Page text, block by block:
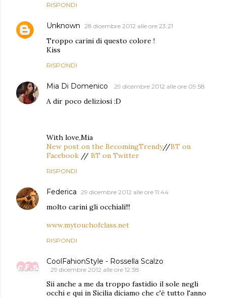
RISPONDI
Unknown 28 dicembre 2012 alle ore 23:21
Troppo carini di questo colore !
Kiss
RISPONDI
Mia Di Domenico 29 dicembre 2012 alle ore 09:58
A dir poco deliziosi :D
With love,Mia
New post on the BecomingTrendy//BT on
Facebook // BT on Twitter
RISPONDI
Federica 29 dicembre 2012 alle ore 11:44
molto carini gli occhiali!!!
www.mytouchofclass.net
RISPONDI
CoolFahionStyle - Rossella Scalzo
29 dicembre 2012 alle ore 12:38
Sii anche a me da troppo fastidio il sole negli
occhi e qui in Sicilia diciamo che c'è tutto l'anno